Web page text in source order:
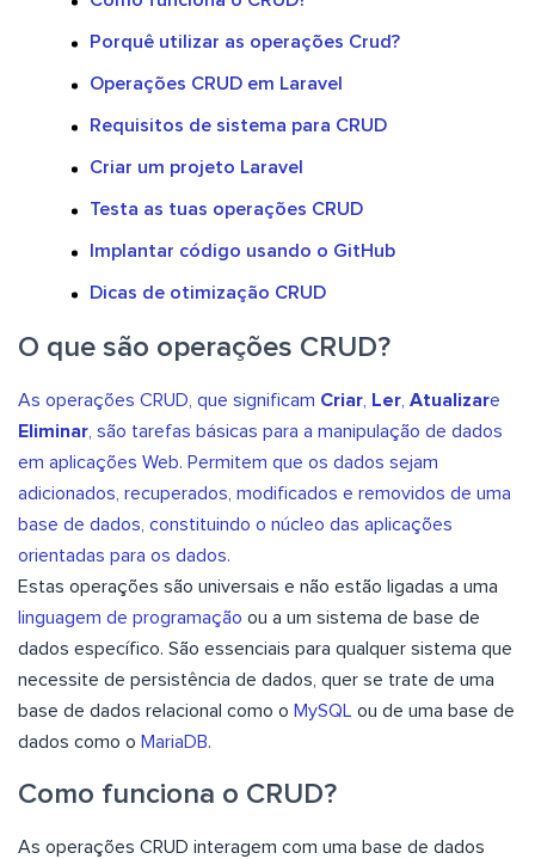
Porquê utilizar as operações Crud?
Operações CRUD em Laravel
Requisitos de sistema para CRUD
Criar um projeto Laravel
Testa as tuas operações CRUD
Implantar código usando o GitHub
Dicas de otimização CRUD
O que são operações CRUD?
As operações CRUD, que significam Criar, Ler, Atualizare
Eliminar, são tarefas básicas para a manipulação de dados
em aplicações Web. Permitem que os dados sejam
adicionados, recuperados, modificados e removidos de uma
base de dados, constituindo o núcleo das aplicações
orientadas para os dados.
Estas operações são universais e não estão ligadas a uma
linguagem de programação ou a um sistema de base de
dados específico. São essenciais para qualquer sistema que
necessite de persistência de dados, quer se trate de uma
base de dados relacional como o MySQL ou de uma base de
dados como o MariaDB.
Como funciona o CRUD?
As operações CRUD interagem com uma base de dados